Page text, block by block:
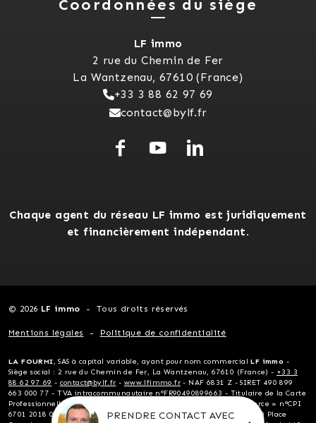
PRENDRE CONTACT AVEC
Coordonnées du siège
LF immo
2 rue du Chemin de Fer
La Wantzenau, 67610 (France)
+33 3 88 62 97 69
contact@bylf.fr
Chaque agent du réseau LF immo est juridiquement
et financièrement indépendant.
© 2026 LF immo Tous droits réservés
Mentions légales Politique de confidentialité
LA FOURMI, SAS à capital variable, ayant pour nom commercialLF immo -
Siège social : 2 rue du Chemin de Fer, La Wantzenau, 67610 (France) - +33 3
88 62 97 69 - contact@bylf.fr- www.lfimmo.fr- NAF 6831 Z - SIRET 490 899
663 000 77 - TVA intracommunautaire n°FR90490899663 - Titulaire de la Carte
Professionnelle « Transactions sur immeubles et fonds de commerce » n°CPI
6701 2018 000 024 124 délivrée par la CCI Alsace Eurométropole, 10 Place